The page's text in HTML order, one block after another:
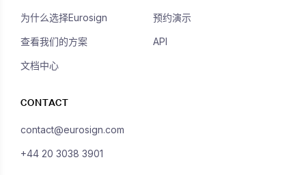
为什么选择Eurosign
查看我们的方案
文档中心
预约演示
API
CONTACT
contact@eurosign.com
+44 20 3038 3901